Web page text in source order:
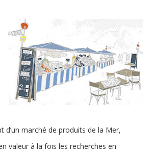
Formations
tou·te·s
d’un marché de produits de la Mer,
valeur à la fois les recherches en